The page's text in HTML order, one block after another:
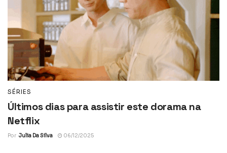
SÉRIES
Últimos dias para assistir este dorama na
Netflix
Por Julia Da Silva 06/12/2025